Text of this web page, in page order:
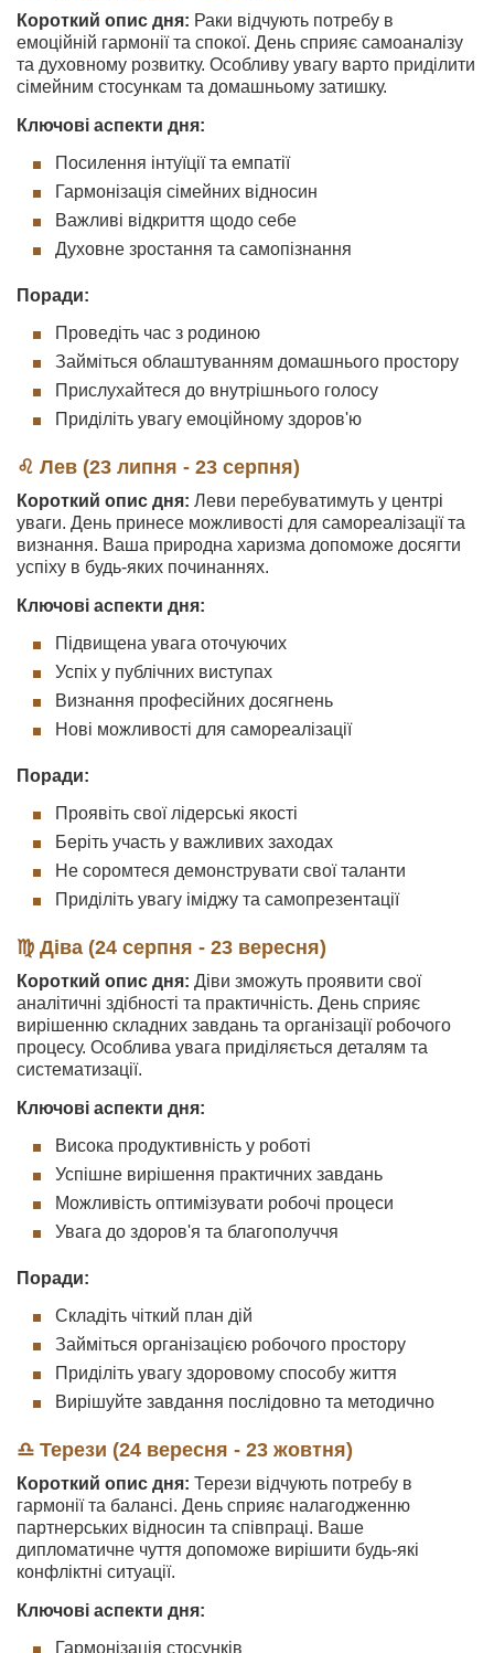
Короткий опис дня: Раки відчують потребу в
емоційній гармонії та спокої. День сприяє самоаналізу
та духовному розвитку. Особливу увагу варто приділити
сімейним стосункам та домашньому затишку.
Ключові аспекти дня:
Посилення інтуїції та емпатії
Гармонізація сімейних відносин
Важливі відкриття щодо себе
Духовне зростання та самопізнання
Поради:
Проведіть час з родиною
Займіться облаштуванням домашнього простору
Прислухайтеся до внутрішнього голосу
Приділіть увагу емоційному здоров'ю
♌ Лев (23 липня - 23 серпня)
Короткий опис дня: Леви перебуватимуть у центрі
уваги. День принесе можливості для самореалізації та
визнання. Ваша природна харизма допоможе досягти
успіху в будь-яких починаннях.
Ключові аспекти дня:
Підвищена увага оточуючих
Успіх у публічних виступах
Визнання професійних досягнень
Нові можливості для самореалізації
Поради:
Проявіть свої лідерські якості
Беріть участь у важливих заходах
Не соромтеся демонструвати свої таланти
Приділіть увагу іміджу та самопрезентації
♍ Діва (24 серпня - 23 вересня)
Короткий опис дня: Діви зможуть проявити свої
аналітичні здібності та практичність. День сприяє
вирішенню складних завдань та організації робочого
процесу. Особлива увага приділяється деталям та
систематизації.
Ключові аспекти дня:
Висока продуктивність у роботі
Успішне вирішення практичних завдань
Можливість оптимізувати робочі процеси
Увага до здоров'я та благополуччя
Поради:
Складіть чіткий план дій
Займіться організацією робочого простору
Приділіть увагу здоровому способу життя
Вирішуйте завдання послідовно та методично
♎ Терези (24 вересня - 23 жовтня)
Короткий опис дня: Терези відчують потребу в
гармонії та балансі. День сприяє налагодженню
партнерських відносин та співпраці. Ваше
дипломатичне чуття допоможе вирішити будь-які
конфліктні ситуації.
Ключові аспекти дня:
Гармонізація стосунків